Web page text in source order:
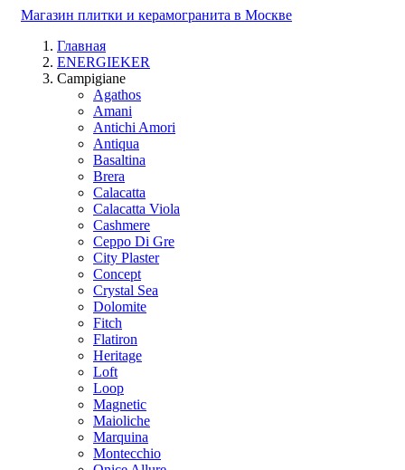
Магазин плитки и керамогранита в Москве
Главная
ENERGIEKER
Campigiane
Agathos
Amani
Antichi Amori
Antiqua
Basaltina
Brera
Calacatta
Calacatta Viola
Cashmere
Ceppo Di Gre
City Plaster
Concept
Crystal Sea
Dolomite
Fitch
Flatiron
Heritage
Loft
Loop
Magnetic
Maioliche
Marquina
Montecchio